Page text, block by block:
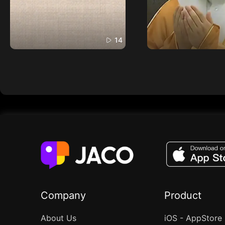
14
Company
About Us
Product
iOS - AppStore